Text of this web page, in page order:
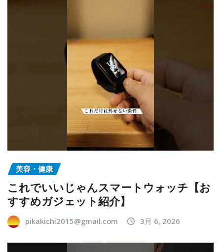
美容・健康
これでいいじゃんスマートウォッチ【お
すすめガジェット紹介】
pikakichi2015@gmail.com 3月 6, 2026